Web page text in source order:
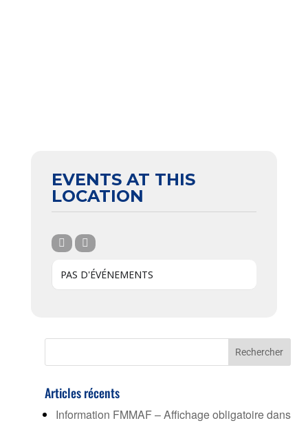
EVENTS AT THIS
LOCATION
PAS D'ÉVÉNEMENTS
Articles récents
Information FMMAF – Affichage obligatoire dans